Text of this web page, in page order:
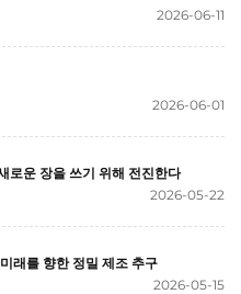
2026-06-11
2026-06-01
로운 장을 쓰기 위해 전진한다
2026-05-22
래를 향한 정밀 제조 추구
2026-05-15